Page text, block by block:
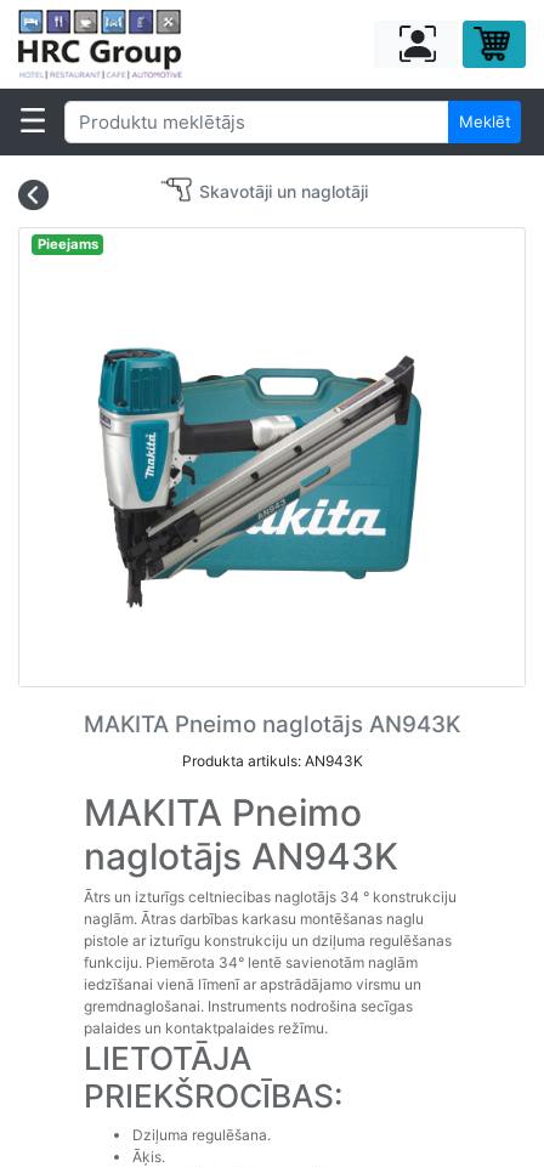
Meklēt
Skavotāji un naglotāji
Pieejams
MAKITA Pneimo naglotājs AN943K
Produkta artikuls: AN943K
MAKITA Pneimo
naglotājs AN943K
Ātrs un izturīgs celtniecibas naglotājs 34 ° konstrukciju
naglām. Ātras darbības karkasu montēšanas naglu
pistole ar izturīgu konstrukciju un dziļuma regulēšanas
funkciju. Piemērota 34° lentē savienotām naglām
iedzīšanai vienā līmenī ar apstrādājamo virsmu un
gremdnaglošanai. Instruments nodrošina secīgas
palaides un kontaktpalaides režīmu.
LIETOTĀJA
PRIEKŠROCĪBAS:
Dziļuma regulēšana.
Āķis.